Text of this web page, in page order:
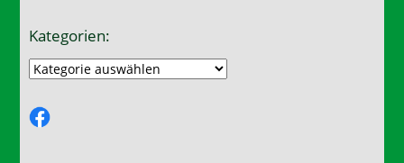
Kategorien:
Kategorien: